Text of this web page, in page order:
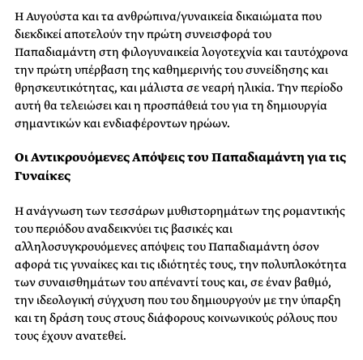
Η Αυγούστα και τα ανθρώπινα/γυναικεία δικαιώματα που
διεκδικεί αποτελούν την πρώτη συνεισφορά του
Παπαδιαμάντη στη φιλογυναικεία λογοτεχνία και ταυτόχρονα
την πρώτη υπέρβαση της καθημερινής του συνείδησης και
θρησκευτικότητας, και μάλιστα σε νεαρή ηλικία. Την περίοδο
αυτή θα τελειώσει και η προσπάθειά του για τη δημιουργία
σημαντικών και ενδιαφέροντων ηρώων.
Οι Αντικρουόμενες Απόψεις του Παπαδιαμάντη για τις
Γυναίκες
Η ανάγνωση των τεσσάρων μυθιστορημάτων της ρομαντικής
του περιόδου αναδεικνύει τις βασικές και
αλληλοσυγκρουόμενες απόψεις του Παπαδιαμάντη όσον
αφορά τις γυναίκες και τις ιδιότητές τους, την πολυπλοκότητα
των συναισθημάτων του απέναντί τους και, σε έναν βαθμό,
την ιδεολογική σύγχυση που του δημιουργούν με την ύπαρξη
και τη δράση τους στους διάφορους κοινωνικούς ρόλους που
τους έχουν ανατεθεί.